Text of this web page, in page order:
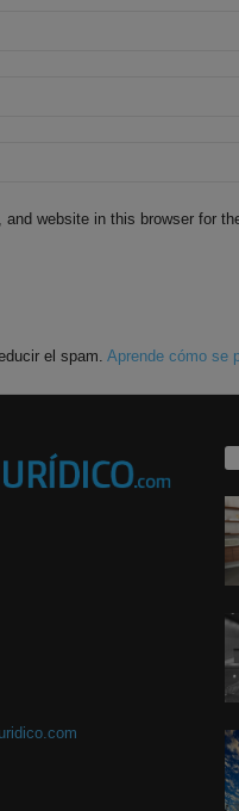
and website in this browser for
el spam. Aprende cómo se